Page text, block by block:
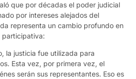
que por décadas el poder judicial
por intereses alejados del
representa un cambio profundo en
participativa:
la justicia fue utilizada para
Esta vez, por primera vez, el
serán sus representantes. Eso es